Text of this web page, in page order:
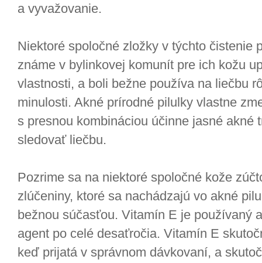
a vyvažovanie.
Niektoré spoločné zložky v týchto čistenie
známe v bylinkovej komunít pre ich kožu
vlastnosti, a boli bežne používa na liečbu
minulosti. Akné prírodné pilulky vlastne
s presnou kombináciou účinne jasné akné
sledovať liečbu.
Pozrime sa na niektoré spoločné kože
zlúčeniny, ktoré sa nachádzajú vo akné
bežnou súčasťou. Vitamín E je používaný
agent po celé desaťročia. Vitamín E
keď prijatá v správnom dávkovaní, a